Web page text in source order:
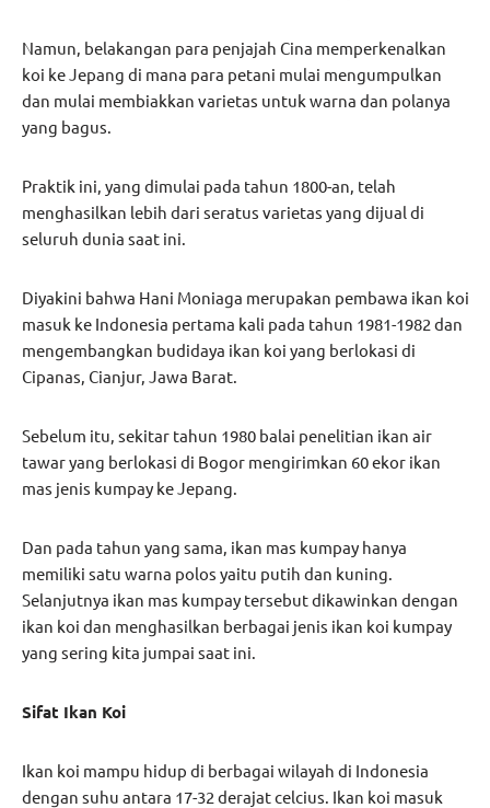
Namun, belakangan para penjajah Cina memperkenalkan
koi ke Jepang di mana para petani mulai mengumpulkan
dan mulai membiakkan varietas untuk warna dan polanya
yang bagus.
Praktik ini, yang dimulai pada tahun 1800-an, telah
menghasilkan lebih dari seratus varietas yang dijual di
seluruh dunia saat ini.
Diyakini bahwa Hani Moniaga merupakan pembawa ikan koi
masuk ke Indonesia pertama kali pada tahun 1981-1982 dan
mengembangkan budidaya ikan koi yang berlokasi di
Cipanas, Cianjur, Jawa Barat.
Sebelum itu, sekitar tahun 1980 balai penelitian ikan air
tawar yang berlokasi di Bogor mengirimkan 60 ekor ikan
mas jenis kumpay ke Jepang.
Dan pada tahun yang sama, ikan mas kumpay hanya
memiliki satu warna polos yaitu putih dan kuning.
Selanjutnya ikan mas kumpay tersebut dikawinkan dengan
ikan koi dan menghasilkan berbagai jenis ikan koi kumpay
yang sering kita jumpai saat ini.
Sifat Ikan Koi
Ikan koi mampu hidup di berbagai wilayah di Indonesia
dengan suhu antara 17-32 derajat celcius. Ikan koi masuk